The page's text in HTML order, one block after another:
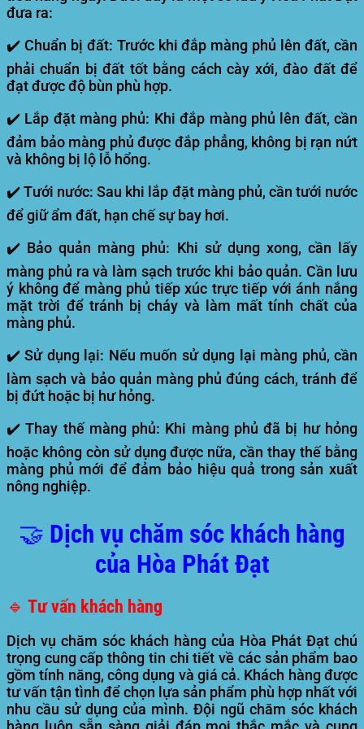
đưa ra:
✔️ Chuẩn bị đất: Trước khi đắp màng phủ lên đất, cần
phải chuẩn bị đất tốt bằng cách cày xới, đào đất để
đạt được độ bùn phù hợp.
✔️ Lắp đặt màng phủ: Khi đắp màng phủ lên đất, cần
đảm bảo màng phủ được đắp phẳng, không bị rạn nứt
và không bị lộ lỗ hổng.
✔️Tưới nước: Sau khi lắp đặt màng phủ, cần tưới nước
để giữ ẩm đất, hạn chế sự bay hơi.
✔️ Bảo quản màng phủ: Khi sử dụng xong, cần lấy
màng phủ ra và làm sạch trước khi bảo quản. Cần lưu
ý không để màng phủ tiếp xúc trực tiếp với ánh nắng
mặt trời để tránh bị cháy và làm mất tính chất của
màng phủ.
✔️Sử dụng lại: Nếu muốn sử dụng lại màng phủ, cần
làm sạch và bảo quản màng phủ đúng cách, tránh để
bị đứt hoặc bị hư hỏng.
✔️Thay thế màng phủ: Khi màng phủ đã bị hư hỏng
hoặc không còn sử dụng được nữa, cần thay thế bằng
màng phủ mới để đảm bảo hiệu quả trong sản xuất
nông nghiệp.
🤝 Dịch vụ chăm sóc khách hàng
của Hòa Phát Đạt
🔹 Tư vấn khách hàng
Dịch vụ chăm sóc khách hàng của Hòa Phát Đạt chú
trọng cung cấp thông tin chi tiết về các sản phẩm bao
gồm tính năng, công dụng và giá cả. Khách hàng được
tư vấn tận tình để chọn lựa sản phẩm phù hợp nhất với
nhu cầu sử dụng của mình. Đội ngũ chăm sóc khách